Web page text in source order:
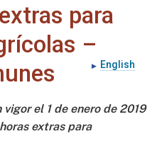
para
–
English
el 1 de enero de 2019
extras para